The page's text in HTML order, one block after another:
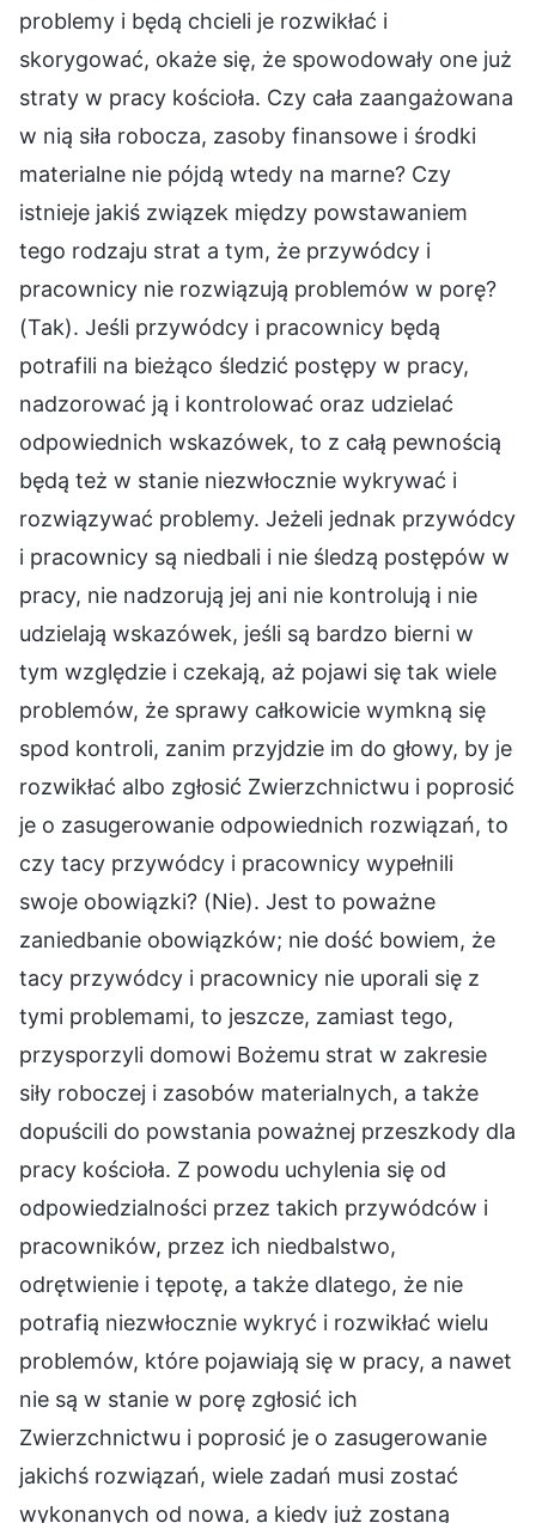
problemy i będą chcieli je rozwikłać i
skorygować, okaże się, że spowodowały one już
straty w pracy kościoła. Czy cała zaangażowana
w nią siła robocza, zasoby finansowe i środki
materialne nie pójdą wtedy na marne? Czy
istnieje jakiś związek między powstawaniem
tego rodzaju strat a tym, że przywódcy i
pracownicy nie rozwiązują problemów w porę?
(Tak). Jeśli przywódcy i pracownicy będą
potrafili na bieżąco śledzić postępy w pracy,
nadzorować ją i kontrolować oraz udzielać
odpowiednich wskazówek, to z całą pewnością
będą też w stanie niezwłocznie wykrywać i
rozwiązywać problemy. Jeżeli jednak przywódcy
i pracownicy są niedbali i nie śledzą postępów w
pracy, nie nadzorują jej ani nie kontrolują i nie
udzielają wskazówek, jeśli są bardzo bierni w
tym względzie i czekają, aż pojawi się tak wiele
problemów, że sprawy całkowicie wymkną się
spod kontroli, zanim przyjdzie im do głowy, by je
rozwikłać albo zgłosić Zwierzchnictwu i poprosić
je o zasugerowanie odpowiednich rozwiązań, to
czy tacy przywódcy i pracownicy wypełnili
swoje obowiązki? (Nie). Jest to poważne
zaniedbanie obowiązków; nie dość bowiem, że
tacy przywódcy i pracownicy nie uporali się z
tymi problemami, to jeszcze, zamiast tego,
przysporzyli domowi Bożemu strat w zakresie
siły roboczej i zasobów materialnych, a także
dopuścili do powstania poważnej przeszkody dla
pracy kościoła. Z powodu uchylenia się od
odpowiedzialności przez takich przywódców i
pracowników, przez ich niedbalstwo,
odrętwienie i tępotę, a także dlatego, że nie
potrafią niezwłocznie wykryć i rozwikłać wielu
problemów, które pojawiają się w pracy, a nawet
nie są w stanie w porę zgłosić ich
Zwierzchnictwu i poprosić je o zasugerowanie
jakichś rozwiązań, wiele zadań musi zostać
wykonanych od nowa, a kiedy już zostaną